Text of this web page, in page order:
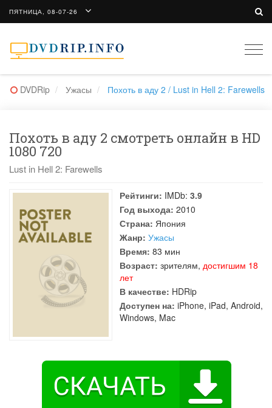
ПЯТНИЦА, 08-07-26
DVDRip Ужасы Похоть в аду 2 / Lust in Hell 2: Farewells
Похоть в аду 2 смотреть онлайн в HD
1080 720
Lust in Hell 2: Farewells
Рейтинги: IMDb: 3.9
Год выхода: 2010
Страна: Япония
Жанр: Ужасы
Время: 83 мин
Возраст: зрителям, достигшим 18
лет
В качестве: HDRip
Доступен на: iPhone, iPad, Android,
Windows, Mac